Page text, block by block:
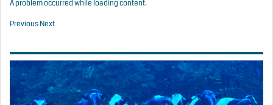
A problem occurred while loading content.
PreviousNext